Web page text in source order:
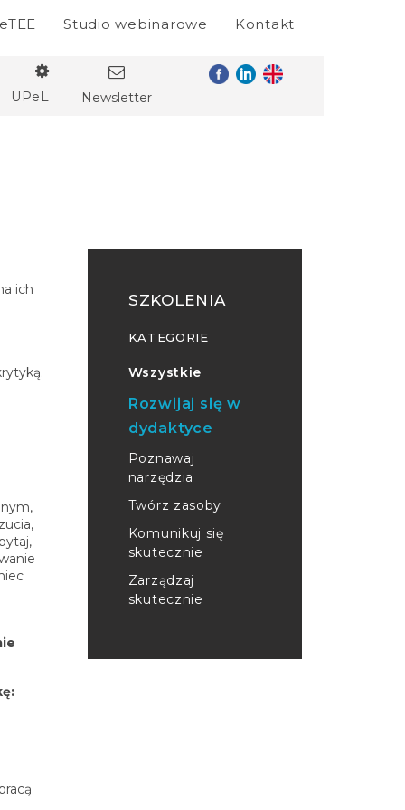
eTEE Studio webinarowe Kontakt
UPeL
Newsletter
ich
SZKOLENIA
KATEGORIE
Wszystkie
Rozwijaj się w
dydaktyce
Poznawaj
narzędzia
Twórz zasoby
Komunikuj się
skutecznie
Zarządzaj
skutecznie